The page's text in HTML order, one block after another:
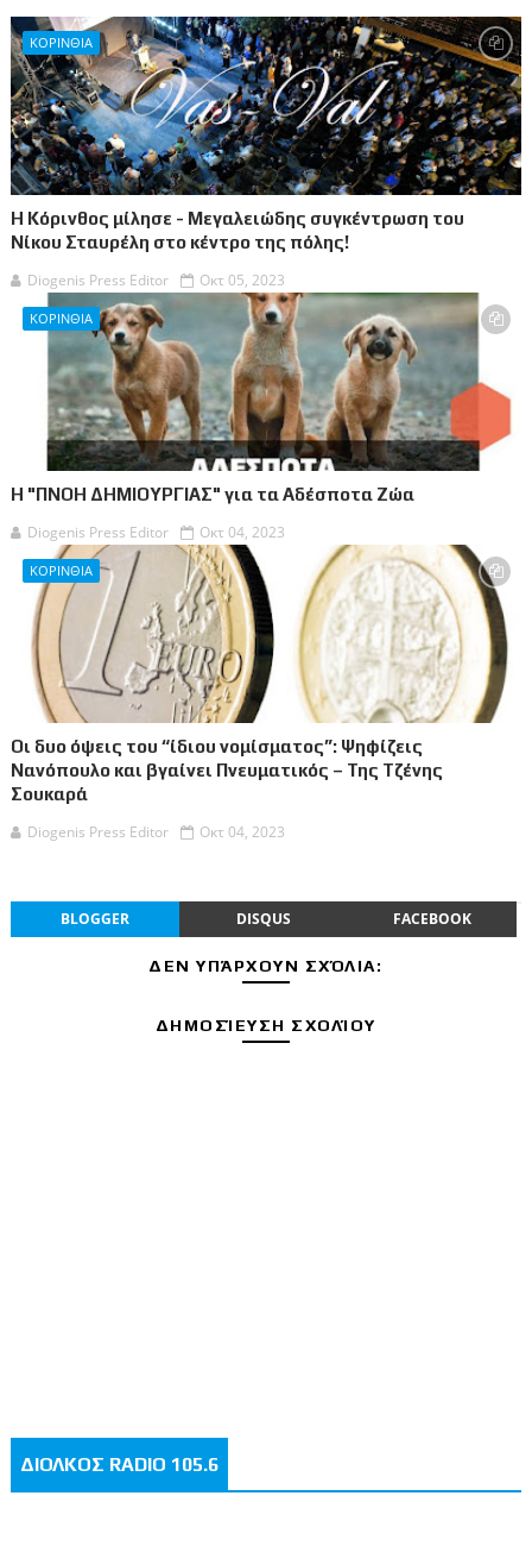
ΚΟΡΙΝΘΙΑ
Η Κόρινθος μίλησε - Μεγαλειώδης συγκέντρωση του
Νίκου Σταυρέλη στο κέντρο της πόλης!
Diogenis Press Editor
Οκτ 05, 2023
ΚΟΡΙΝΘΙΑ
Η "ΠΝΟΗ ΔΗΜΙΟΥΡΓΙΑΣ" για τα Αδέσποτα Ζώα
Diogenis Press Editor
Οκτ 04, 2023
ΚΟΡΙΝΘΙΑ
Οι δυο όψεις του “ίδιου νομίσματος”: Ψηφίζεις
Νανόπουλο και βγαίνει Πνευματικός – Της Τζένης
Σουκαρά
Diogenis Press Editor
Οκτ 04, 2023
BLOGGER DISQUS FACEBOOK
ΔΕΝ ΥΠΆΡΧΟΥΝ ΣΧΌΛΙΑ:
ΔΗΜΟΣΊΕΥΣΗ ΣΧΟΛΊΟΥ
ΔΙΟΛΚΟΣ RADIO 105.6